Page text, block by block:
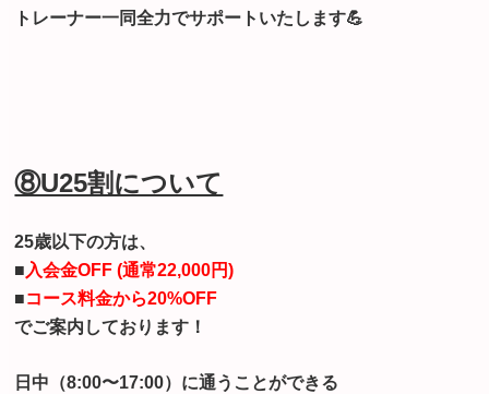
トレーナー一同全力でサポートいたします💪
⑧U25割について
25歳以下の方は、
■ 入会金OFF (通常22,000円)
■コース料金から20%OFF
でご案内しております！
日中（8:00〜17:00）に通うことができる